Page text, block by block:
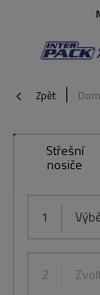
Zpět
Střešní
nosiče
1
2